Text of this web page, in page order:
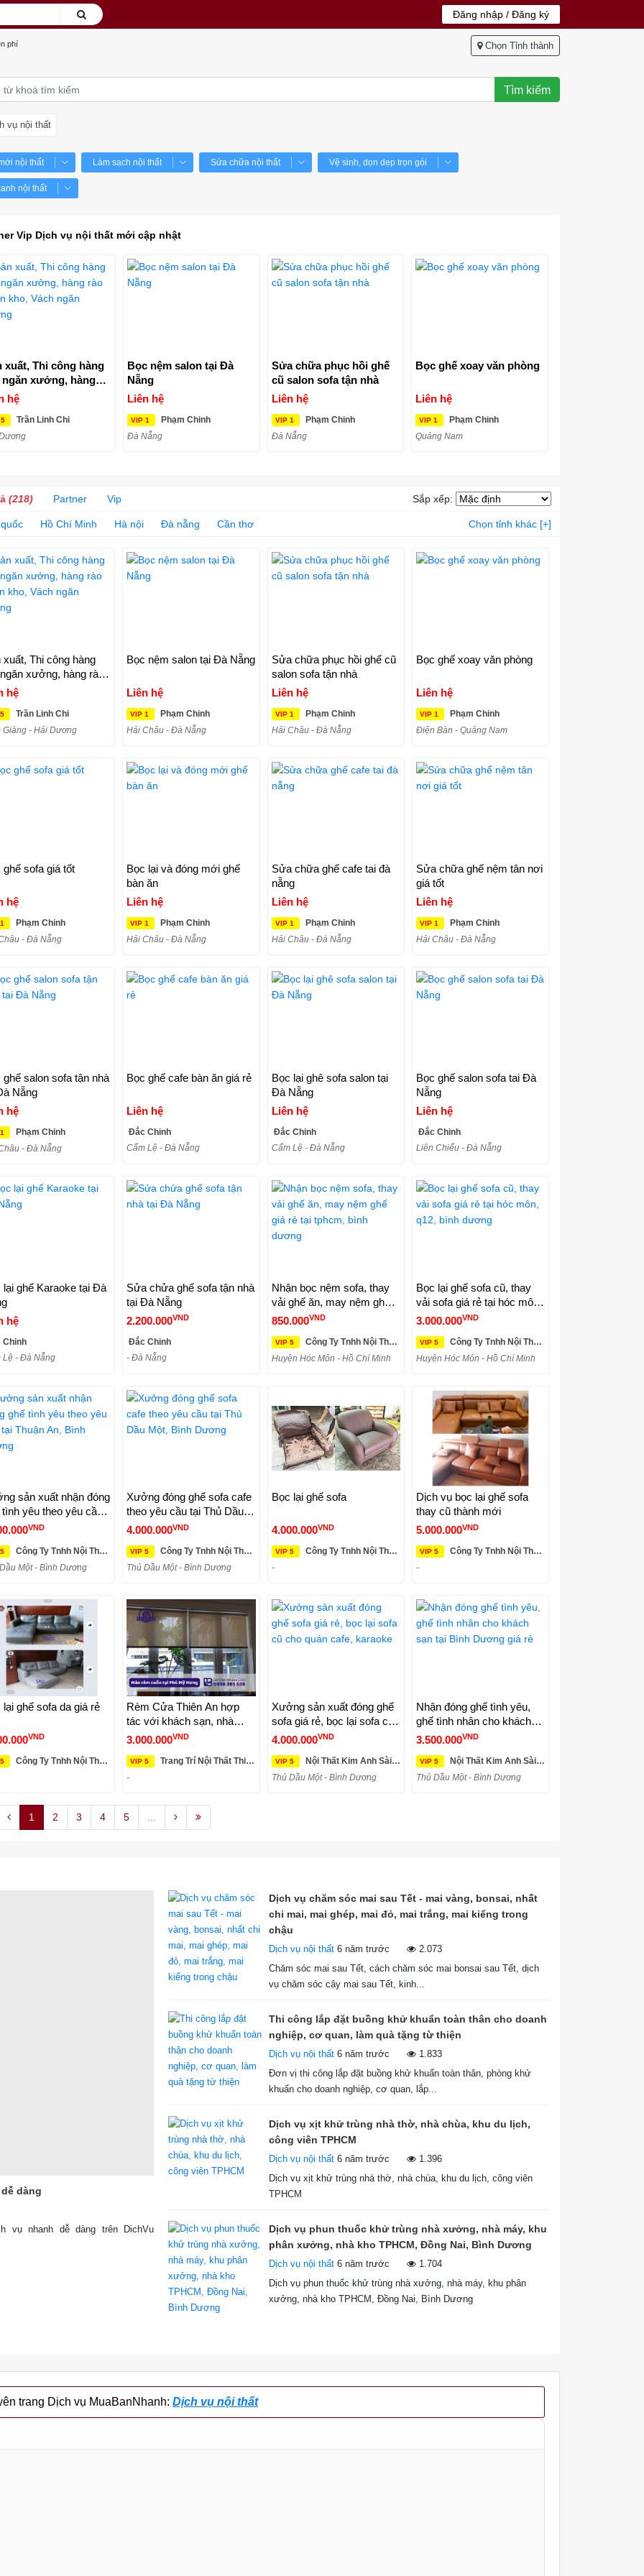
Đăng nhập / Đăng ký
phí Chọn Tỉnh thành
Tìm kiếm
vụ nội thất
nội thất Làm sạch nội thất Sửa chữa nội thất Vệ sinh, dọn dẹp trọn gói
nội thất
Vip Dịch vụ nội thất mới cập nhật
xuất, Thi công hàng
ngăn xưởng, hàng
kho, Vách ngăn
hệ
Trần Linh Chi
Bọc nệm salon tại Đà
Nẵng
Liên hệ
VIP 1
Phạm Chinh
Đà Nẵng
Sửa chữa phục hồi ghế
cũ salon sofa tận nhà
Liên hệ
VIP 1
Phạm Chinh
Đà Nẵng
Bọc ghế xoay văn phòng
Liên hệ
VIP 1
Phạm Chinh
Quảng Nam
(218) Partner Vip Sắp xếp:
Hồ Chí Minh Hà nội Đà nẵng Cần thơ Chọn tỉnh khác [+]
xuất, Thi công hàng
xưởng, hàng rào
kho, Vách ngăn
hệ
Trần Linh Chi
Giàng - Hải Dương
Bọc nệm salon tại Đà Nẵng
Liên hệ
VIP 1
Phạm Chinh
Hải Châu - Đà Nẵng
Sửa chữa phục hồi ghế cũ
salon sofa tận nhà
Liên hệ
VIP 1
Phạm Chinh
Hải Châu - Đà Nẵng
Bọc ghế xoay văn phòng
Liên hệ
VIP 1
Phạm Chinh
Điện Bàn - Quảng Nam
ghế sofa giá tốt
hệ
Phạm Chinh
- Đà Nẵng
Bọc lại và đóng mới ghế
bàn ăn
Liên hệ
VIP 1
Phạm Chinh
Hải Châu - Đà Nẵng
Sửa chữa ghế cafe tai đà
nẵng
Liên hệ
VIP 1
Phạm Chinh
Hải Châu - Đà Nẵng
Sửa chữa ghế nệm tân nơi
giá tốt
Liên hệ
VIP 1
Phạm Chinh
Hải Châu - Đà Nẵng
ghế salon sofa tận nhà
Nẵng
hệ
Phạm Chinh
- Đà Nẵng
Bọc ghế cafe bàn ăn giá rẻ
Liên hệ
Đắc Chinh
Cẩm Lệ - Đà Nẵng
Bọc lại ghê sofa salon tại
Đà Nẵng
Liên hệ
Đắc Chinh
Cẩm Lệ - Đà Nẵng
Bọc ghế salon sofa tai Đà
Nẵng
Liên hệ
Đắc Chinh
Liên Chiểu - Đà Nẵng
lại ghế Karaoke tại Đà
hệ
Chinh
Lệ - Đà Nẵng
Sửa chửa ghế sofa tận nhà
tại Đà Nẵng
2.200.000VND
Đắc Chinh
- Đà Nẵng
Nhận bọc nệm sofa, thay
vải ghế ăn, may nệm ghế
giá rẻ tại tphcm, bình
850.000VND
VIP 5
Công Ty Tnhh Nội Thất Kim Anh Sài Gòn
Huyện Hóc Môn - Hồ Chí Minh
Bọc lại ghế sofa cũ, thay
vải sofa giá rẻ tại hóc môn,
q12, bình dương
3.000.000VND
VIP 5
Công Ty Tnhh Nội Thất Kim Anh Sài Gòn
Huyện Hóc Môn - Hồ Chí Minh
sản xuất nhận đóng
tình yêu theo yêu cầu
An, Bình Dương
VND
Công Ty Tnhh Nội Thất Kim Anh Sài Gòn
Một - Bình Dương
Xưởng đóng ghế sofa cafe
theo yêu cầu tại Thủ Dầu
Một, Bình Dương
4.000.000VND
VIP 5
Công Ty Tnhh Nội Thất Kim Anh Sài Gòn
Thủ Dầu Một - Bình Dương
Bọc lại ghế sofa
4.000.000VND
VIP 5
Công Ty Tnhh Nội Thất Kim Anh Sài Gòn
-
Dịch vụ bọc lại ghế sofa
thay cũ thành mới
5.000.000VND
VIP 5
Công Ty Tnhh Nội Thất Kim Anh Sài Gòn
-
lại ghế sofa da giá rẻ
VND
Công Ty Tnhh Nội Thất Kim Anh Sài Gòn
Rèm Cửa Thiên An hợp
tác với khách sạn, nhà
nghỉ, resort homestay
3.000.000VND
VIP 5
Trang Trí Nội Thất Thiên An
-
Xưởng sản xuất đóng ghế
sofa giá rẻ, bọc lại sofa cũ
cho quán cafe, karaoke
4.000.000VND
VIP 5
Nội Thất Kim Anh Sài Gòn
Thủ Dầu Một - Bình Dương
Nhận đóng ghế tình yêu,
ghế tình nhân cho khách
sạn tại Bình Dương giá rẻ
3.500.000VND
VIP 5
Nội Thất Kim Anh Sài Gòn
Thủ Dầu Một - Bình Dương
1 2 3 4 5
dàng
vụ nhanh dễ dàng trên DichVu
Dịch vụ chăm sóc mai sau Tết - mai vàng, bonsai, nhất
chi mai, mai ghép, mai đỏ, mai trắng, mai kiểng trong
chậu
Dịch vụ nội thất 6 năm trước
2.073
Chăm sóc mai sau Tết, cách chăm sóc mai bonsai sau Tết, dịch
vụ chăm sóc cây mai sau Tết, kinh...
Thi công lắp đặt buồng khử khuẩn toàn thân cho doanh
nghiệp, cơ quan, làm quà tặng từ thiện
Dịch vụ nội thất 6 năm trước
1.833
Đơn vị thi công lắp đặt buồng khử khuẩn toàn thân, phòng khử
khuẩn cho doanh nghiệp, cơ quan, lắp...
Dịch vụ xịt khử trùng nhà thờ, nhà chùa, khu du lịch,
công viên TPHCM
Dịch vụ nội thất 6 năm trước
1.396
Dịch vụ xịt khử trùng nhà thờ, nhà chùa, khu du lịch, công viên
TPHCM
Dịch vụ phun thuốc khử trùng nhà xưởng, nhà máy, khu
phân xưởng, nhà kho TPHCM, Đồng Nai, Bình Dương
Dịch vụ nội thất 6 năm trước
1.704
Dịch vụ phun thuốc khử trùng nhà xưởng, nhà máy, khu phân
xưởng, nhà kho TPHCM, Đồng Nai, Bình Dương
trang Dịch vụ MuaBanNhanh: Dịch vụ nội thất